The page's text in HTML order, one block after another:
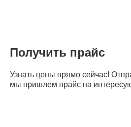
Получить прайс
Узнать цены прямо сейчас!
мы пришлем прайс на